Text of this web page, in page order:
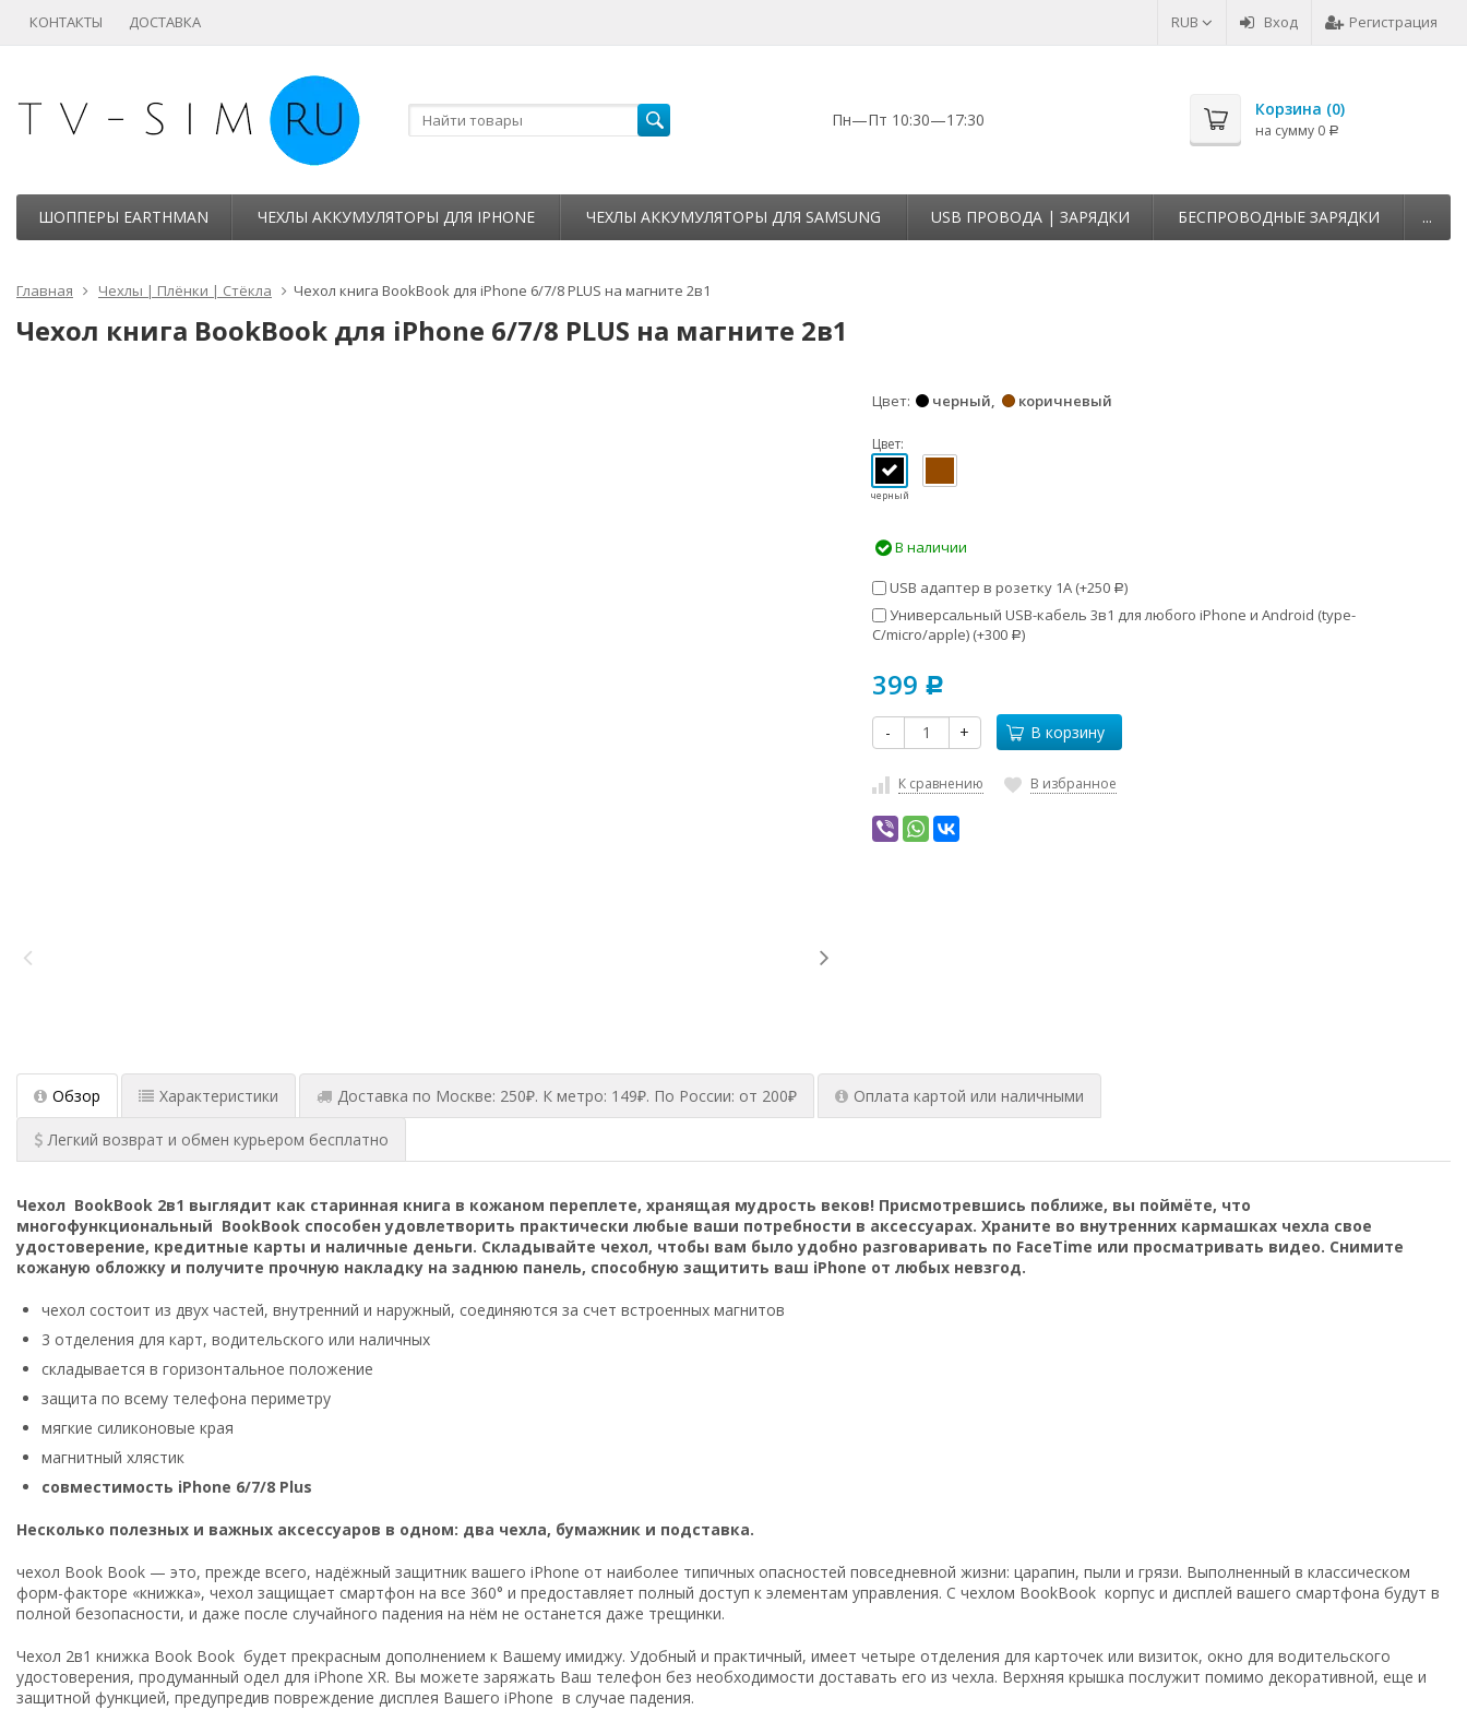
RUB Вход Регистрация
КОНТАКТЫ ДОСТАВКА
Пн—Пт 10:30—17:30
Корзина (0)
на сумму 0 Р
ШОППЕРЫ EARTHMAN ЧЕХЛЫ АККУМУЛЯТОРЫ ДЛЯ IPHONE ЧЕХЛЫ АККУМУЛЯТОРЫ ДЛЯ SAMSUNG USB ПРОВОДА | ЗАРЯДКИ БЕСПРОВОДНЫЕ ЗАРЯДКИ ...
Главная Чехлы | Плёнки | Стёкла Чехол книга BookBook для iPhone 6/7/8 PLUS на магните 2в1
Чехол книга BookBook для iPhone 6/7/8 PLUS на магните 2в1
Цвет черный коричневый
Цвет:
черный
В наличии
USB адаптер в розетку 1А (+250 Р)
Универсальный USB-кабель 3в1 для любого iPhone и Android (type-
C/micro/apple) (+300 Р)
399 Р
- + В корзину
К сравнению В избранное
Обзор Характеристики Доставка по Москве: 250₽. К метро: 149₽. По России: от 200₽ Оплата картой или наличными
Легкий возврат и обмен курьером бесплатно
Чехол BookBook 2в1 выглядит как старинная книга в кожаном переплете, хранящая мудрость веков! Присмотревшись поближе, вы поймёте, что
многофункциональный BookBook способен удовлетворить практически любые ваши потребности в аксессуарах. Храните во внутренних кармашках чехла свое
удостоверение, кредитные карты и наличные деньги. Складывайте чехол, чтобы вам было удобно разговаривать по FaceTime или просматривать видео. Снимите
кожаную обложку и получите прочную накладку на заднюю панель, способную защитить ваш iPhone от любых невзгод.
чехол состоит из двух частей, внутренний и наружный, соединяются за счет встроенных магнитов
3 отделения для карт, водительского или наличных
складывается в горизонтальное положение
защита по всему телефона периметру
мягкие силиконовые края
магнитный хлястик
совместимость iPhone 6/7/8 Plus
Несколько полезных и важных аксессуаров в одном: два чехла, бумажник и подставка.
чехол Book Book — это, прежде всего, надёжный защитник вашего iPhone от наиболее типичных опасностей повседневной жизни: царапин, пыли и грязи. Выполненный в классическом
форм-факторе «книжка», чехол защищает смартфон на все 360° и предоставляет полный доступ к элементам управления. С чехлом BookBook корпус и дисплей вашего смартфона будут в
полной безопасности, и даже после случайного падения на нём не останется даже трещинки.
Чехол 2в1 книжка Book Book будет прекрасным дополнением к Вашему имиджу. Удобный и практичный, имеет четыре отделения для карточек или визиток, окно для водительского
удостоверения, продуманный одел для iPhone XR. Вы можете заряжать Ваш телефон без необходимости доставать его из чехла. Верхняя крышка послужит помимо декоративной, еще и
защитной функцией, предупредив повреждение дисплея Вашего iPhone в случае падения.